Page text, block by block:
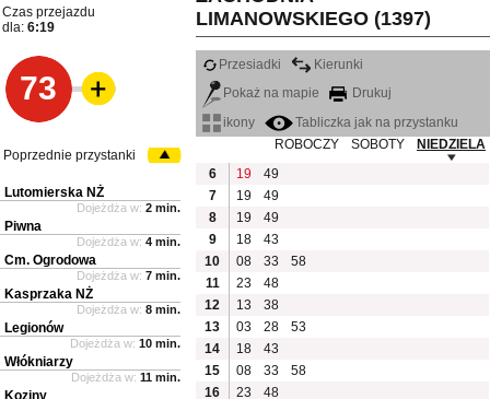
LIMANOWSKIEGO (1397)
Czas przejazdu
dla: 6:19
73
Przesiadki
Kierunki
Pokaż na mapie
Drukuj
ikony
Tabliczka jak na przystanku
ROBOCZY
SOBOTY
NIEDZIELA
6
19
49
7
19
49
8
19
49
9
18
43
10
08 33
58
11
23
48
12
13
38
13
03 28
53
14
18
43
15
08 33
58
16
23 48
Poprzednie przystanki
Lutomierska NŻ
Dojeżdża w: 2 min.
Piwna
Dojeżdża w: 4 min.
Cm. Ogrodowa
Dojeżdża w: 7 min.
Kasprzaka NŻ
Dojeżdża w: 8 min.
Legionów
Dojeżdża w: 10 min.
Włókniarzy
Dojeżdża w: 11 min.
Koziny